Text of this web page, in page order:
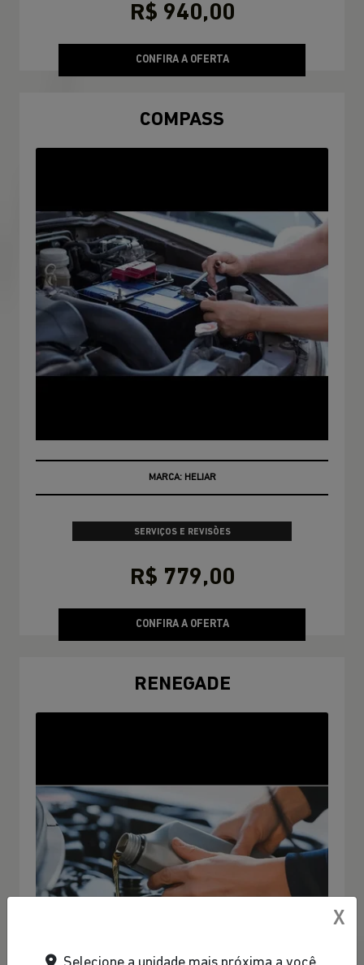
R$ 940,00
CONFIRA A OFERTA
COMPASS
CONSULTE CONDIÇÕES
SERVIÇOS E REVISÕES
R$ 779,00
CONFIRA A OFERTA
RENEGADE
X